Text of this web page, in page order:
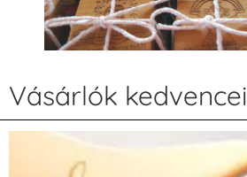
Vásárlók kedvencei